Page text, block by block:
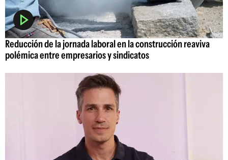
Reducción de la jornada laboral en la construcción reaviva
polémica entre empresarios y sindicatos